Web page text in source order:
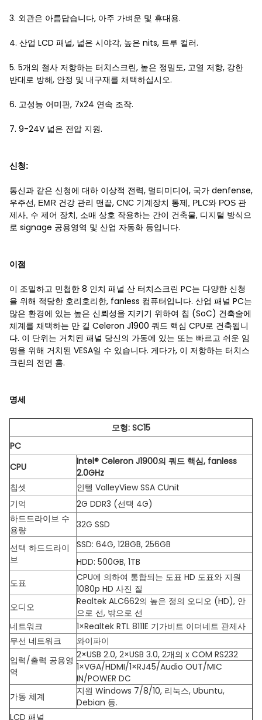
3. 외관은 아름답습니다, 아주 가벼운 및 휴대용.
4. 산업 LCD 패널, 넓은 시야각, 높은 nits, 트루 컬러.
5. 5개의 철사 저항하는 터치스크린, 높은 정밀도, 고열 저항, 강한
반대로 방해, 안정 및 내구재를 채택하십시오.
6. 고성능 어미판, 7x24 연속 조작.
7. 9-24V 넓은 전압 지원.
신청:
통신과 같은 신청에 대하 이상적 전력, 멀티미디어, 국가 denfense,
우주선, EMR 건강 관리 맨끝, CNC 기계장치 통제, PLC와 POS 관
제사, 수 제어 장치, 소매 상호 작용하는 간이 건축물, 디지털 방식으
로 signage 공용영역 및 산업 자동화 등입니다.
이점
이 조밀하고 민첩한 8 인치 패널 산 터치스크린 PC는 다양한 신청
을 위해 적당한 호리호리한, fanless 컴퓨터입니다. 산업 패널 PC는
많은 환경에 있는 높은 신뢰성을 지키기 위하여 칩 (SoC) 건축술에
체계를 채택하는 만 길 Celeron J1900 쿼드 핵심 CPU로 건축됩니
다. 이 단위는 거치된 패널 당신의 가동에 있는 또는 빠르고 쉬운 임
명을 위해 거치된 VESA일 수 있습니다. 게다가, 이 저항하는 터치스
크린의 전면 홈.
명세
모형: SC15
PC
CPU
Intel® Celeron J1900의 쿼드 핵심, fanless
2.0GHz
칩셋
인텔 ValleyView SSA CUnit
기억
2G DDR3 (선택 4G)
하드드라이브 수
용량
32G SSD
선택 하드드라이
브
SSD: 64G, 128GB, 256GB
HDD: 500GB, 1TB
도표
CPU에 의하여 통합되는 도표 HD 도표와 지원
1080p HD 사진 질
오디오
Realtek ALC662의 높은 정의 오디오 (HD), 안
으로 선, 밖으로 선
네트워크
1×Realtek RTL 8111E 기가비트 이더네트 관제사
무선 네트워크
와이파이
입력/출력 공용영
역
2×USB 2.0, 2×USB 3.0, 2개의 x COM RS232
1×VGA/HDMI/1×RJ45/Audio OUT/MIC
IN/POWER DC
가동 체계
지원 Windows 7/8/10, 리눅스, Ubuntu,
Debian 등.
LCD 패널